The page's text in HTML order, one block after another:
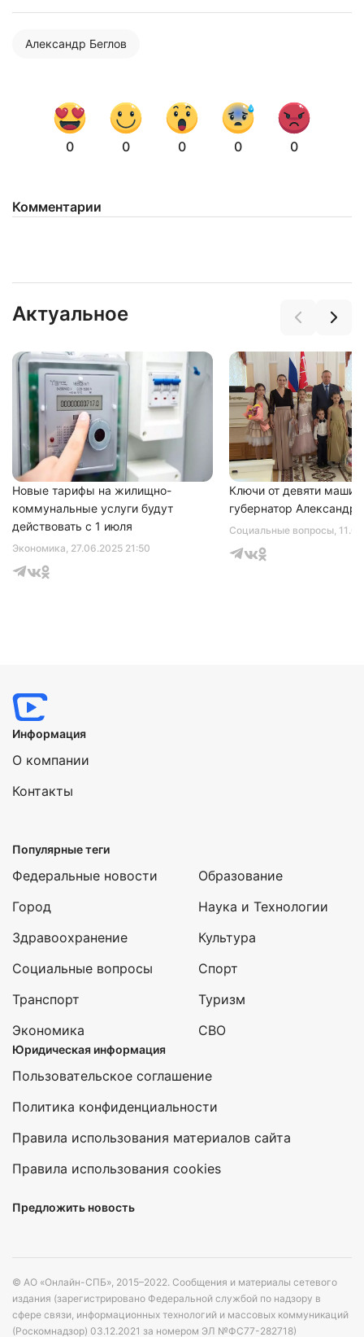
Александр Беглов
0 0 0 0 0
Комментарии
Актуальное
Экономика, 27.06.2025 21:50
Новые тарифы на жилищно-
коммунальные услуги будут
действовать с 1 июля
Социальные вопросы,
Ключи от девяти машин
губернатор Александр
Нажимая на кнопку "Отправить" вы
соглашаетесь с
политикой конфиденциальности
Информация
О компании
Контакты
Популярные теги
Федеральные новости
Город
Здравоохранение
Социальные вопросы
Транспорт
Экономика
Образование
Наука и Технологии
Культура
Спорт
Туризм
СВО
Юридическая информация
Пользовательское соглашение
Политика конфиденциальности
Правила использования материалов сайта
Правила использования cookies
Предложить новость
© АО «Онлайн-СПБ», 2015–2022. Сообщения и материалы сетевого
издания (зарегистрировано Федеральной службой по надзору в
сфере связи, информационных технологий и массовых коммуникаций
(Роскомнадзор) 03.12.2021 за номером ЭЛ №ФС77-282718)